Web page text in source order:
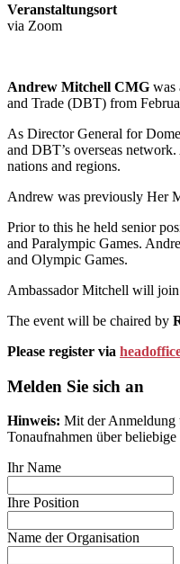
Veranstaltungsort
via Zoom
Andrew Mitchell CMG was
and Trade (DBT) from
As Director General for
and DBT’s overseas
nations and regions.
Andrew was previously Her
Prior to this he held senior
and Paralympic Games.
and Olympic Games.
Ambassador Mitchell will join
The event will be chaired by
Please register via
Melden Sie sich an
Hinweis: Mit der Anmeldung
Tonaufnahmen über
Ihr Name
Ihre Position
Name der Organisation